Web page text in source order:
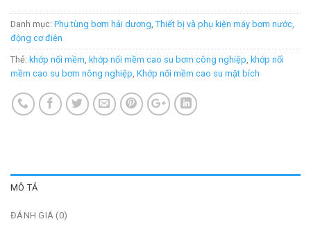
Danh mục: Phụ tùng bơm hải dương Thiết bị và phụ kiện máy bơm nước,
động cơ điện
Thẻ: khớp nối mềm khớp nối mềm cao su bơm công nghiệp khớp nối
mềm cao su bơm nông nghiệp Khớp nối mềm cao su mặt bích
MÔ TẢ
ĐÁNH GIÁ (0)